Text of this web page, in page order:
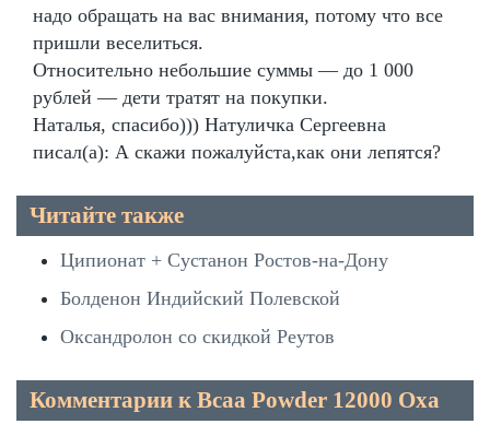
надо обращать на вас внимания, потому что все
пришли веселиться.
Относительно небольшие суммы — до 1 000
рублей — дети тратят на покупки.
Наталья, спасибо))) Натуличка Сергеевна
писал(а): А скажи пожалуйста,как они лепятся?
Читайте также
Ципионат + Сустанон Ростов-на-Дону
Болденон Индийский Полевской
Оксандролон со скидкой Реутов
Комментарии к Bcaa Powder 12000 Оха